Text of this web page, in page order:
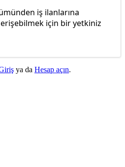
iş ilanlarına
için bir yetkiniz
ya da Hesap açın.